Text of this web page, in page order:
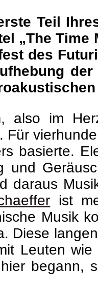
Teil
„The Time
des
also im
Für
basierte.
und
daraus
ist
Musik
Diese
Leuten wie
begann,